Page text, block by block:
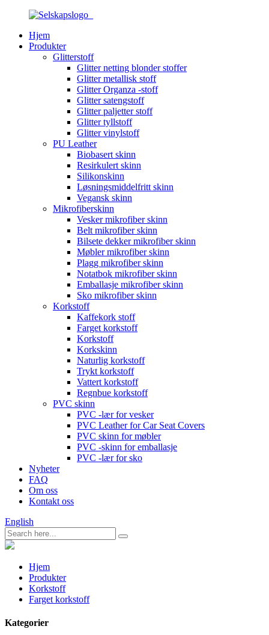
Hjem
Produkter
Glitterstoff
Glitter netting blonder stoffer
Glitter metallisk stoff
Glitter Organza -stoff
Glitter satengstoff
Glitter paljetter stoff
Glitter tyllstoff
Glitter vinylstoff
PU Leather
Biobasert skinn
Resirkulert skinn
Silikonskinn
Løsningsmiddelfritt skinn
Vegansk skinn
Mikrofiberskinn
Vesker mikrofiber skinn
Belt mikrofiber skinn
Bilsete dekker mikrofiber skinn
Møbler mikrofiber skinn
Plagg mikrofiber skinn
Notatbok mikrofiber skinn
Emballasje mikrofiber skinn
Sko mikrofiber skinn
Korkstoff
Kaffekork stoff
Farget korkstoff
Korkstoff
Korkskinn
Naturlig korkstoff
Trykt korkstoff
Vattert korkstoff
Regnbue korkstoff
PVC skinn
PVC -lær for vesker
PVC Leather for Car Seat Covers
PVC skinn for møbler
PVC -skinn for emballasje
PVC -lær for sko
Nyheter
FAQ
Om oss
Kontakt oss
English
Hjem
Produkter
Korkstoff
Farget korkstoff
Kategorier